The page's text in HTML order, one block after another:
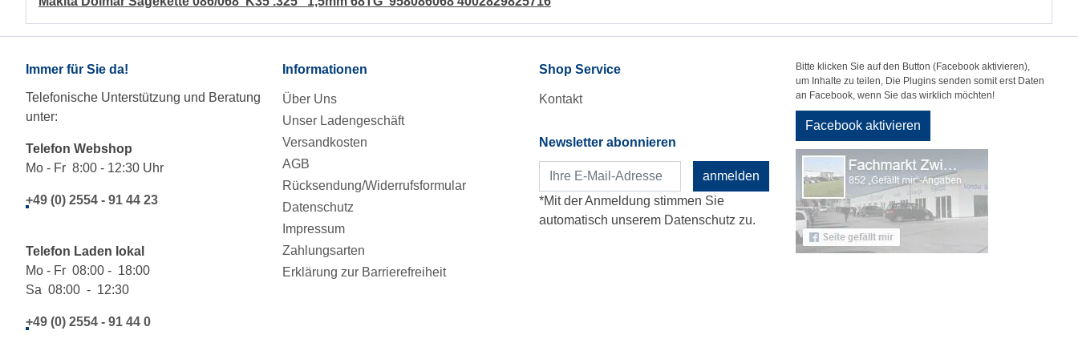
Immer für Sie da!
Telefonische Unterstützung und Beratung
unter:
Telefon Webshop
Mo - Fr 8:00 - 12:30 Uhr
+49 (0) 2554 - 91 44 23
Telefon Laden lokal
Mo - Fr 08:00 - 18:00
Sa 08:00 - 12:30
+49 (0) 2554 - 91 44 0
Informationen
Über Uns
Unser Ladengeschäft
Versandkosten
AGB
Rücksendung/Widerrufsformular
Datenschutz
Impressum
Zahlungsarten
Erklärung zur Barrierefreiheit
Shop Service
Kontakt
Newsletter abonnieren
anmelden
*Mit der Anmeldung stimmen Sie
automatisch unserem Datenschutz zu.
Bitte klicken Sie auf den Button (Facebook aktivieren),
um Inhalte zu teilen, Die Plugins senden somit erst Daten
an Facebook, wenn Sie das wirklich möchten!
Facebook aktivieren